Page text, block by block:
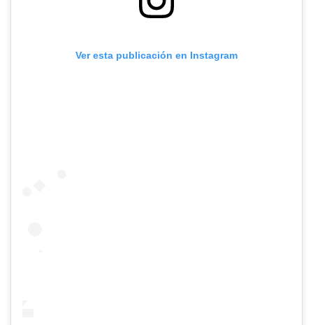
Ver esta publicación en Instagram